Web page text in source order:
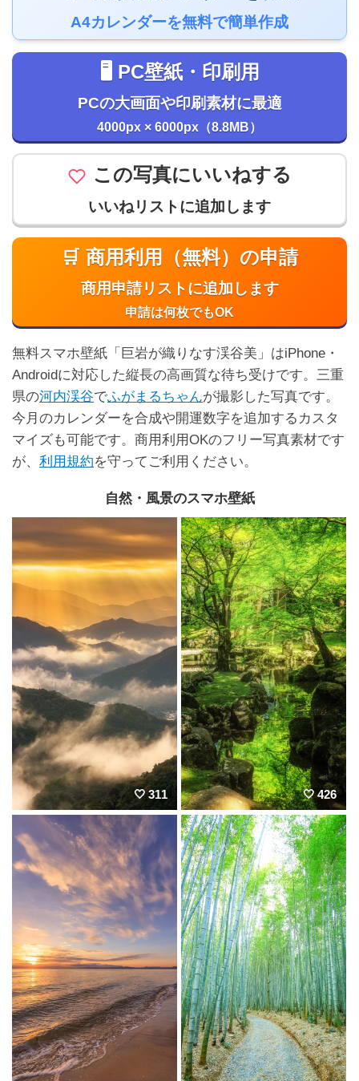
A4カレンダーを無料で簡単作成
🖥️ PC壁紙・印刷用
PCの大画面や印刷素材に最適
4000px × 6000px（8.8MB）
この写真にいいねする
いいねリストに追加します
🛒 商用利用（無料）の申請
商用申請リストに追加します
申請は何枚でもOK
無料スマホ壁紙「巨岩が織りなす渓谷美」はiPhone・
Androidに対応した縦長の高画質な待ち受けです。三重
県の河内渓谷でふがまるちゃんが撮影した写真です。
今月のカレンダーを合成や開運数字を追加するカスタ
マイズも可能です。商用利用OKのフリー写真素材です
が、 利用規約を守ってご利用ください。
自然・風景のスマホ壁紙
311 426